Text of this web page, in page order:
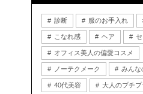
診断 服のお手入れ
こなれ感 ヘア
オフィス美人の偏愛コスメ
ノーテクメーク みんな
40代美容 大人のプチプ